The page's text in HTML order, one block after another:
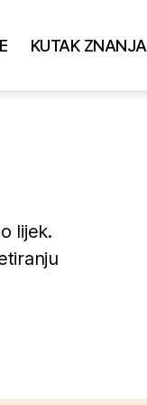
KUTAK ZNANJA
lijek.